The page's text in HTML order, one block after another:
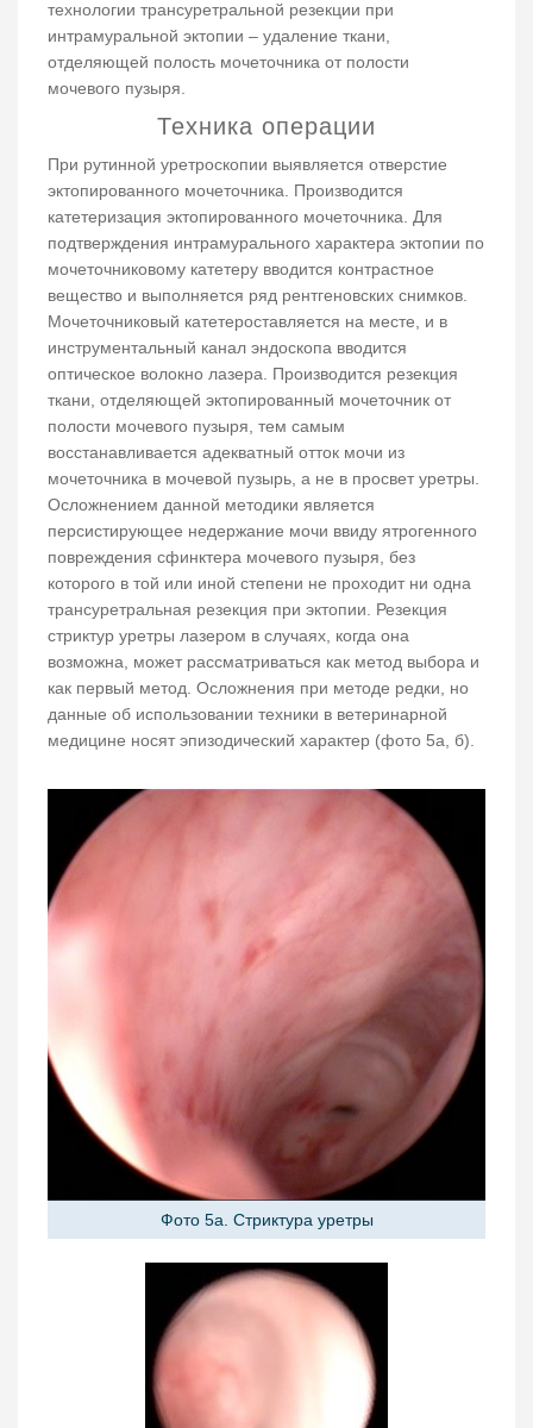
технологии трансуретральной резекции при
интрамуральной эктопии – удаление ткани,
отделяющей полость мочеточника от полости
мочевого пузыря.
Техника операции
При рутинной уретроскопии выявляется отверстие
эктопированного мочеточника. Производится
катетеризация эктопированного мочеточника. Для
подтверждения интрамурального характера эктопии по
мочеточниковому катетеру вводится контрастное
вещество и выполняется ряд рентгеновских снимков.
Мочеточниковый катетероставляется на месте, и в
инструментальный канал эндоскопа вводится
оптическое волокно лазера. Производится резекция
ткани, отделяющей эктопированный мочеточник от
полости мочевого пузыря, тем самым
восстанавливается адекватный отток мочи из
мочеточника в мочевой пузырь, а не в просвет уретры.
Осложнением данной методики является
персистирующее недержание мочи ввиду ятрогенного
повреждения сфинктера мочевого пузыря, без
которого в той или иной степени не проходит ни одна
трансуретральная резекция при эктопии. Резекция
стриктур уретры лазером в случаях, когда она
возможна, может рассматриваться как метод выбора и
как первый метод. Осложнения при методе редки, но
данные об использовании техники в ветеринарной
медицине носят эпизодический характер (фото 5а, б).
Фото 5a. Стриктура уретры